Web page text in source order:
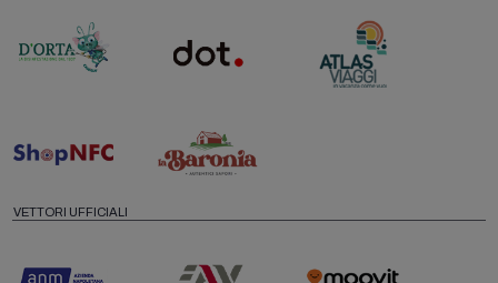
VETTORI UFFICIALI